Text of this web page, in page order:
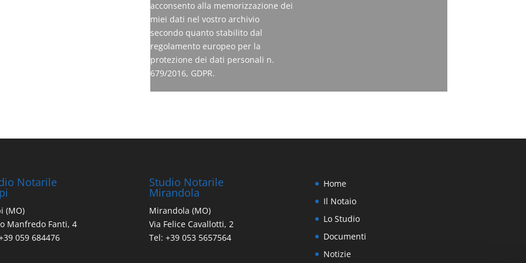
acconsento alla memorizzazione dei
miei dati nel vostro archivio
secondo quanto stabilito dal
regolamento europeo per la
protezione dei dati personali n.
679/2016, GDPR.
Notarile
(MO)
Manfredo Fanti, 4
059 684476
Studio Notarile
Mirandola
Mirandola (MO)
Via Felice Cavallotti, 2
Tel: +39 053 5657564
Home
Il Notaio
Lo Studio
Documenti
Notizie